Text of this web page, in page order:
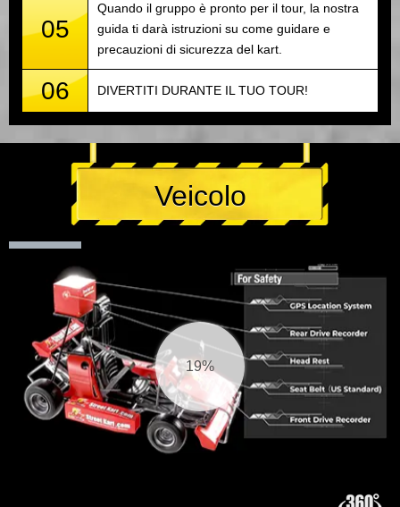
05
Quando il gruppo è pronto per il tour, la nostra
guida ti darà istruzioni su come guidare e
precauzioni di sicurezza del kart.
06 DIVERTITI DURANTE IL TUO TOUR!
Veicolo
20%